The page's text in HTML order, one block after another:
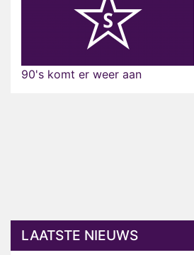
90's komt er weer aan
LAATSTE NIEUWS